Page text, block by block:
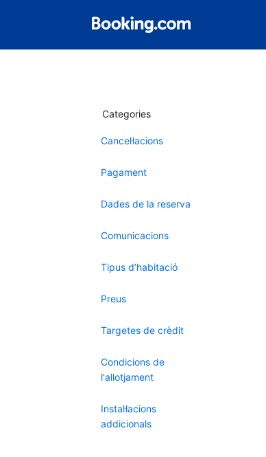
Categories
Cancel·lacions
Pagament
Dades de la reserva
Comunicacions
Tipus d’habitació
Preus
Targetes de crèdit
Condicions de
l'allotjament
Instal·lacions
addicionals